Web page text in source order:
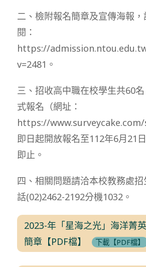
二、檢附報名簡章及宣傳海報
閱：
https://
v=2481。
三、招收高中職在校學生共60
式報名（網址：
https://
即日起開放報名至112年6月21
即止。
四、相關問題請洽本校教務處
話(02)2462-2192分機1032。
2023-年「星海之光」海洋菁
簡章【PDF檔】
下載【PDF檔】